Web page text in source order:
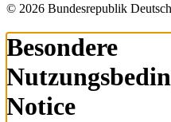
© 2026 Bundesrepublik
Besondere
Notice